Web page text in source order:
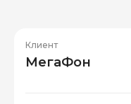
Клиент
МегаФон